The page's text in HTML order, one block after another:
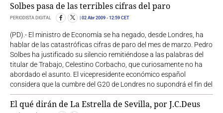
Solbes pasa de las terribles cifras del paro
PERIODISTA DIGITAL 02 Abr 2009 - 12:59 CET
(PD).- El ministro de Economía se ha negado, desde Londres, ha
hablar de las catastróficas cifras de paro del mes de marzo. Pedro
Solbes ha justificado su silencio remitiéndose a las palabras del
titular de Trabajo, Celestino Corbacho, que curiosamente no ha
abordado el asunto. El vicepresidente económico español
considera que la cumbre del G20 de Londres no supondrá el fin del
El qué dirán de La Estrella de Sevilla, por J.C.Deus